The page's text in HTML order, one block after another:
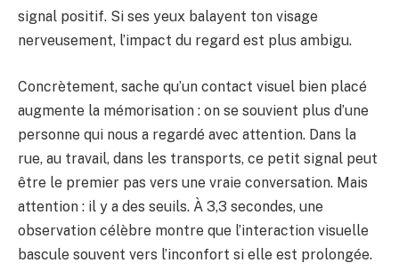
signal positif. Si ses yeux balayent ton visage
nerveusement, l’impact du regard est plus ambigu.
Concrètement, sache qu’un contact visuel bien placé
augmente la mémorisation : on se souvient plus d’une
personne qui nous a regardé avec attention. Dans la
rue, au travail, dans les transports, ce petit signal peut
être le premier pas vers une vraie conversation. Mais
attention : il y a des seuils. À 3,3 secondes, une
observation célèbre montre que l’interaction visuelle
bascule souvent vers l’inconfort si elle est prolongée.